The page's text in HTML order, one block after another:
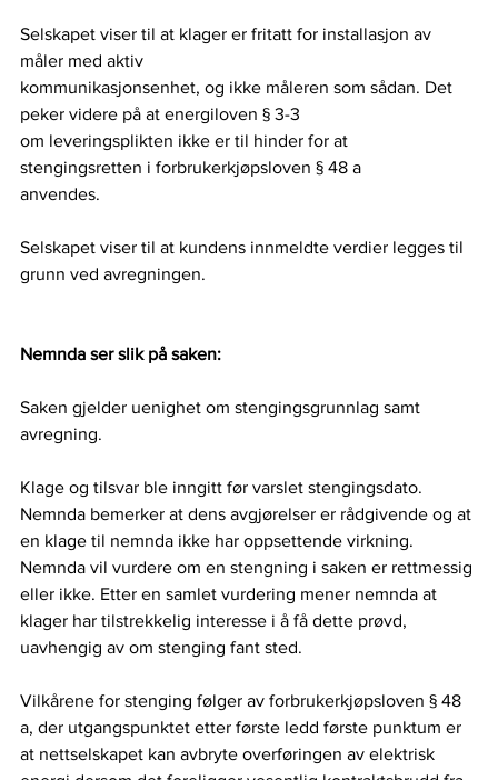
Selskapet viser til at klager er fritatt for installasjon av
måler med aktiv
kommunikasjonsenhet, og ikke måleren som sådan. Det
peker videre på at energiloven § 3-3
om leveringsplikten ikke er til hinder for at
stengingsretten i forbrukerkjøpsloven § 48 a
anvendes.
Selskapet viser til at kundens innmeldte verdier legges til
grunn ved avregningen.
Nemnda ser slik på saken:
Saken gjelder uenighet om stengingsgrunnlag samt
avregning.
Klage og tilsvar ble inngitt før varslet stengingsdato.
Nemnda bemerker at dens avgjørelser er rådgivende og at
en klage til nemnda ikke har oppsettende virkning.
Nemnda vil vurdere om en stengning i saken er rettmessig
eller ikke. Etter en samlet vurdering mener nemnda at
klager har tilstrekkelig interesse i å få dette prøvd,
uavhengig av om stenging fant sted.
Vilkårene for stenging følger av forbrukerkjøpsloven § 48
a, der utgangspunktet etter første ledd første punktum er
at nettselskapet kan avbryte overføringen av elektrisk